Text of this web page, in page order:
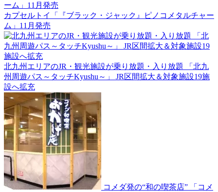
カプセルトイ「『ブラック・ジャック』ピノコメタルチャー
ム」11月発売
北九州エリアのJR・観光施設が乗り放題・入り放題 「北九
州周遊パス～タッチKyushu～」 JR区間拡大＆対象施設19施
設へ拡充
コメダ発の“和の喫茶店” 「コメ